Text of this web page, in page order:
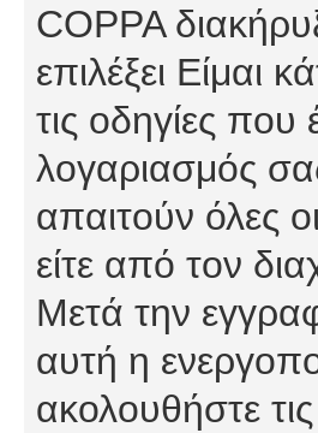
COPPA
επιλέξει
τις οδηγίες που
λογαριασμός
απαιτούν όλες
είτε από τον
Μετά την
αυτή η
ακολουθήστε